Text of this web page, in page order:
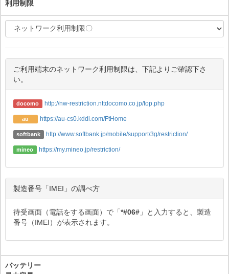
利用制限
ご利用端末のネットワーク利用制限は、下記よりご確認下さ
い。
docomo http://nw-restriction.nttdocomo.co.jp/top.php
au https://au-cs0.kddi.com/FtHome
softbank http://www.softbank.jp/mobile/support/3g/restriction/
mineo https://my.mineo.jp/restriction/
製造番号「IMEI」の調べ方
待受画面（電話をする画面）で「*#06# 」と入力すると、製造
番号（IMEI）が表示されます。
バッテリー